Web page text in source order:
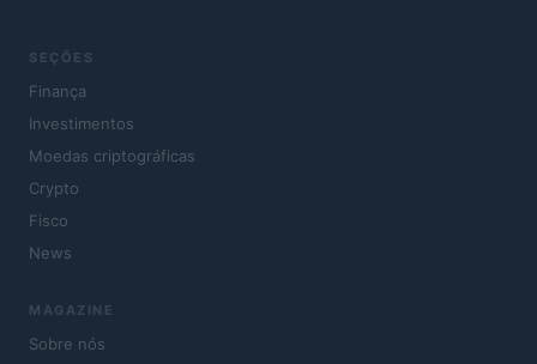
SEÇÕES
Finança
Investimentos
Moedas criptográficas
Crypto
Fisco
News
MAGAZINE
Sobre nós